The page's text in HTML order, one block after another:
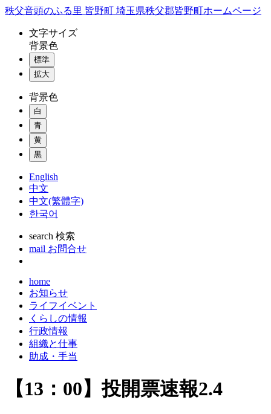
コ
秩父音頭のふる里 皆野町 埼玉県秩父郡皆野町ホームページ
文字サイズ
背景色
標準
拡大
背景色
白
青
黄
黒
English
中文
中文(繁體字)
한국어
search 検索
mail お問合せ
home
お知らせ
ライフイベント
くらしの情報
行政情報
組織と仕事
助成・手当
【13：00】投開票速報2.4